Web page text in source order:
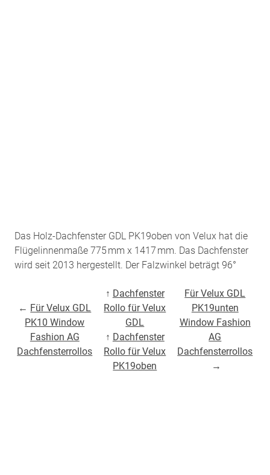
Das Holz-Dachfenster GDL PK19oben von Velux hat die
Flügelinnenmaße 775 mm x 1417 mm. Das Dachfenster
wird seit 2013 hergestellt. Der Falzwinkel beträgt 96°
← Für Velux GDL
PK10 Window
Fashion AG
Dachfensterrollos
↑ Dachfenster
Rollo für Velux
GDL
↑ Dachfenster
Rollo für Velux
PK19oben
Für Velux GDL
PK19unten
Window Fashion
AG
Dachfensterrollos
→